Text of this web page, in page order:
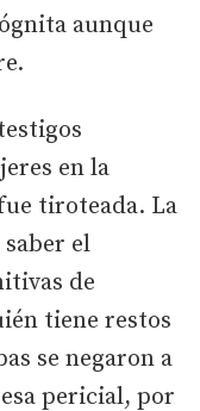
aunque
en la
tiroteada. La
saber el
de
tiene restos
se negaron a
pericial, por